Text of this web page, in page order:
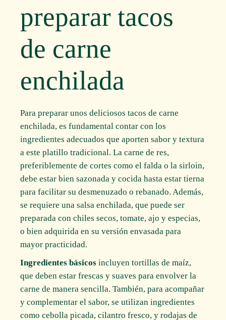
preparar tacos
de carne
enchilada
Para preparar unos deliciosos tacos de carne
enchilada, es fundamental contar con los
ingredientes adecuados que aporten sabor y textura
a este platillo tradicional. La carne de res,
preferiblemente de cortes como el falda o la sirloin,
debe estar bien sazonada y cocida hasta estar tierna
para facilitar su desmenuzado o rebanado. Además,
se requiere una salsa enchilada, que puede ser
preparada con chiles secos, tomate, ajo y especias,
o bien adquirida en su versión envasada para
mayor practicidad.
Ingredientes básicos incluyen tortillas de maíz,
que deben estar frescas y suaves para envolver la
carne de manera sencilla. También, para acompañar
y complementar el sabor, se utilizan ingredientes
como cebolla picada, cilantro fresco, y rodajas de